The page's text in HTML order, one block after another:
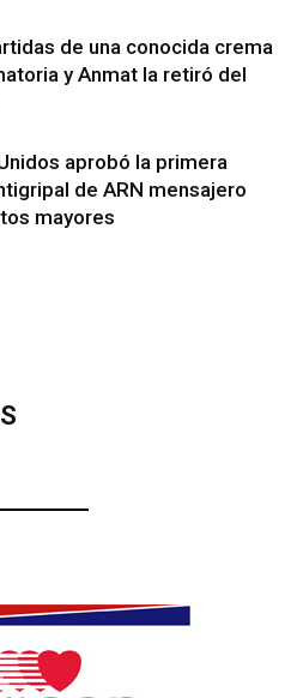
de una conocida crema
y Anmat la retiró del
aprobó la primera
de ARN mensajero
mayores